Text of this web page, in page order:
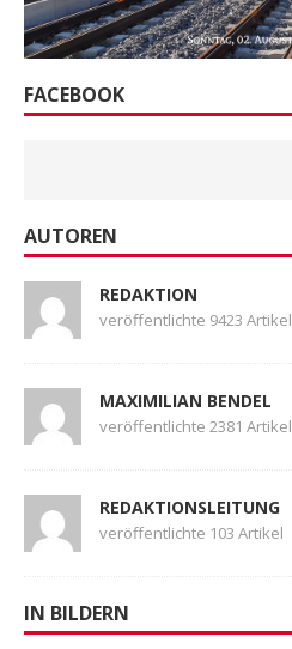
FACEBOOK
AUTOREN
REDAKTION
veröffentlichte 9423 Artikel
MAXIMILIAN BENDEL
veröffentlichte 2381 Artikel
REDAKTIONSLEITUNG
veröffentlichte 103 Artikel
IN BILDERN